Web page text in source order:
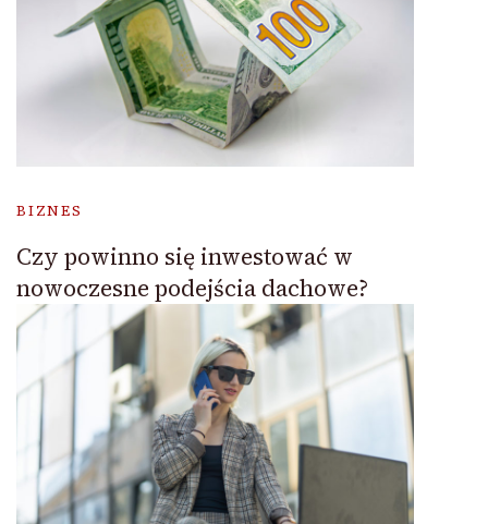
BIZNES
Czy powinno się inwestować w
nowoczesne podejścia dachowe?